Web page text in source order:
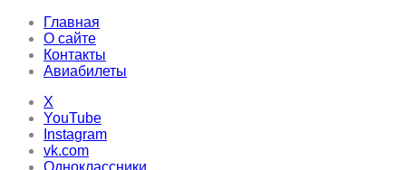
Главная
О сайте
Контакты
Авиабилеты
X
YouTube
Instagram
vk.com
Одноклассники